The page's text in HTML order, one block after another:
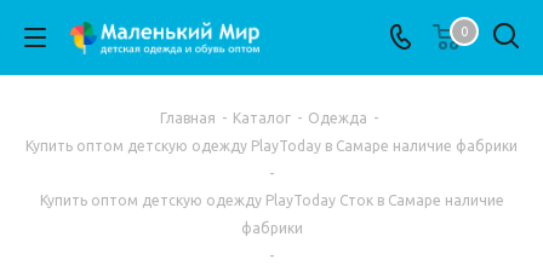
0
Главная - Каталог - Одежда -
Купить оптом детскую одежду PlayToday в Самаре наличие фабрики
-
Купить оптом детскую одежду PlayToday Сток в Самаре наличие
фабрики
-